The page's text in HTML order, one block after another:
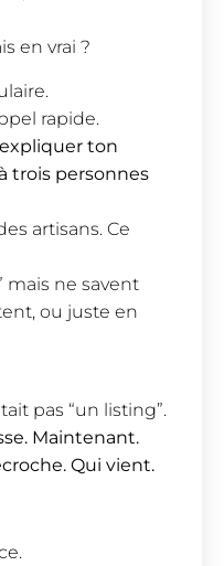
en vrai ?
rapide.
expliquer ton
trois personnes
artisans. Ce
mais ne savent
ou juste en
pas “un listing”.
Maintenant.
Qui vient.